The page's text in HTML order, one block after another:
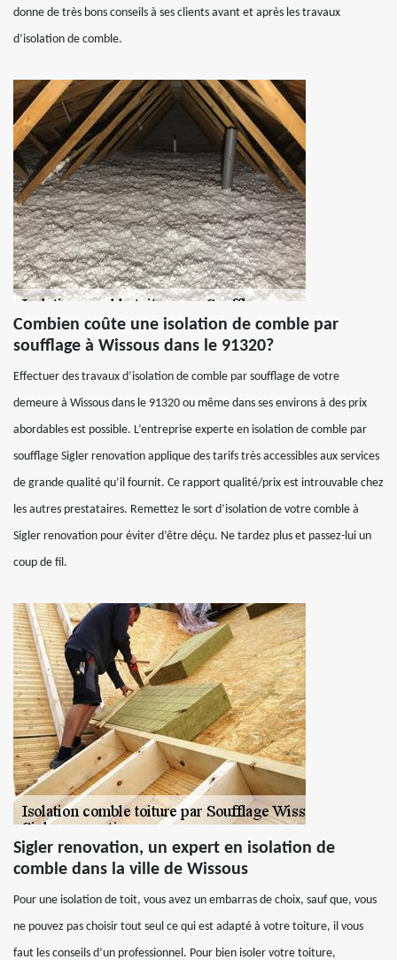
donne de très bons conseils à ses clients avant et après les travaux
d’isolation de comble.
Combien coûte une isolation de comble par
soufflage à Wissous dans le 91320?
Effectuer des travaux d’isolation de comble par soufflage de votre
demeure à Wissous dans le 91320 ou même dans ses environs à des prix
abordables est possible. L’entreprise experte en isolation de comble par
soufflage Sigler renovation applique des tarifs très accessibles aux services
de grande qualité qu’il fournit. Ce rapport qualité/prix est introuvable chez
les autres prestataires. Remettez le sort d’isolation de votre comble à
Sigler renovation pour éviter d’être déçu. Ne tardez plus et passez-lui un
coup de fil.
Sigler renovation, un expert en isolation de
comble dans la ville de Wissous
Pour une isolation de toit, vous avez un embarras de choix, sauf que, vous
ne pouvez pas choisir tout seul ce qui est adapté à votre toiture, il vous
faut les conseils d’un professionnel. Pour bien isoler votre toiture,